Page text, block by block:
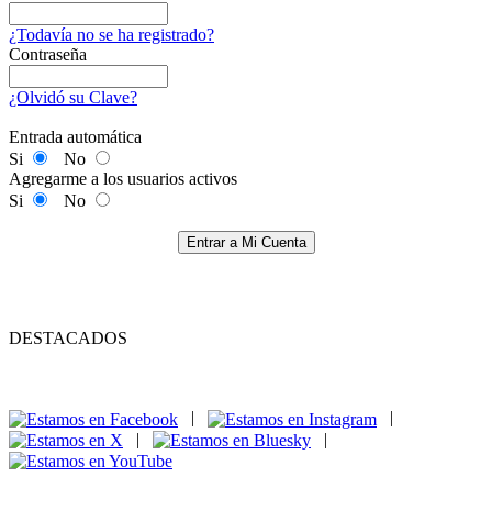
¿Todavía no se ha registrado?
Contraseña
¿Olvidó su Clave?
Entrada automática
Si
No
Agregarme a los usuarios activos
Si
No
Entrar a Mi Cuenta
DESTACADOS
|
|